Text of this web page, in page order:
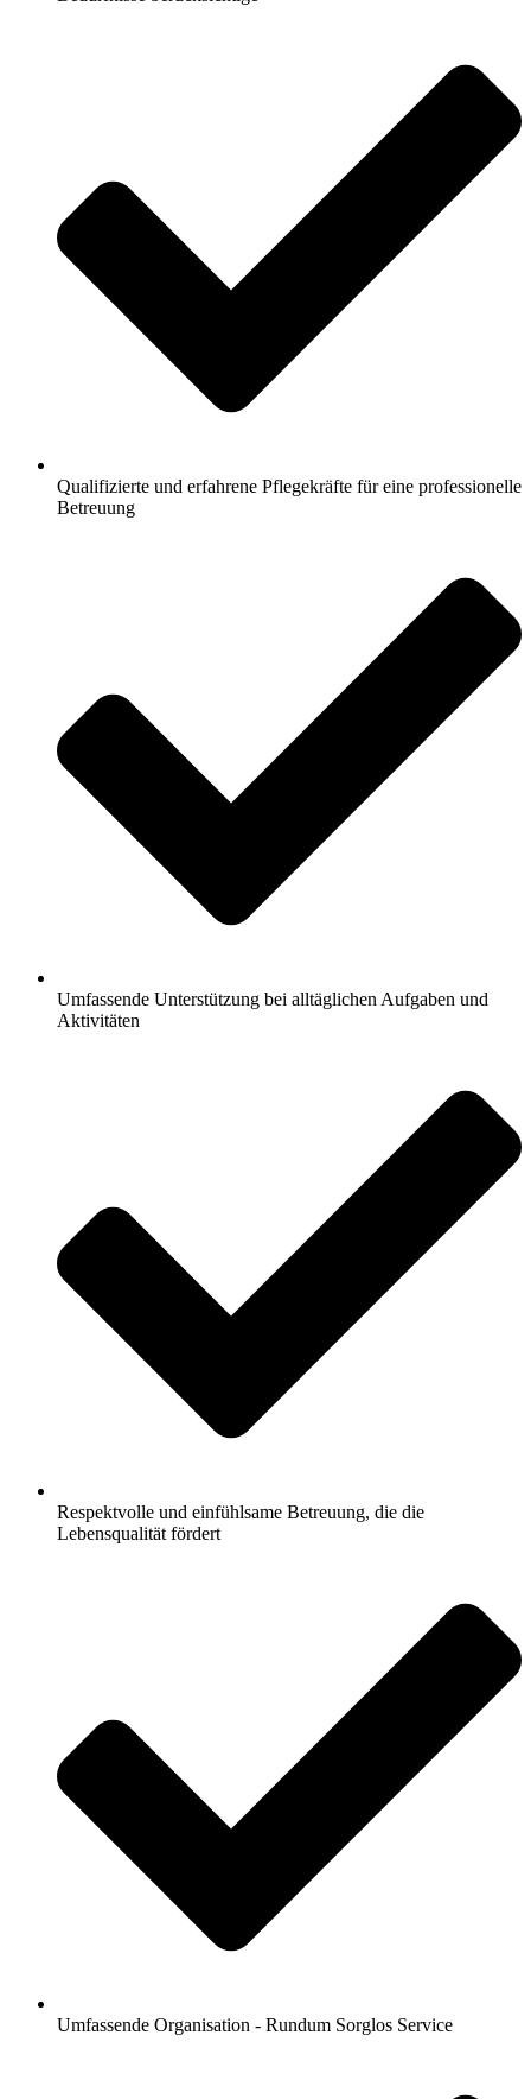
Qualifizierte und erfahrene Pflegekräfte für eine professionelle
Betreuung
Umfassende Unterstützung bei alltäglichen Aufgaben und
Aktivitäten
Respektvolle und einfühlsame Betreuung, die die
Lebensqualität fördert
Umfassende Organisation - Rundum Sorglos Service